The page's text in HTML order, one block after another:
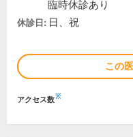
臨時休診あり
休診日: 日、祝
この
アクセス数※